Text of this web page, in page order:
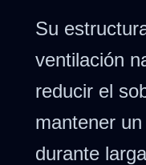
Su
ventilación
reducir el
mantener
durante